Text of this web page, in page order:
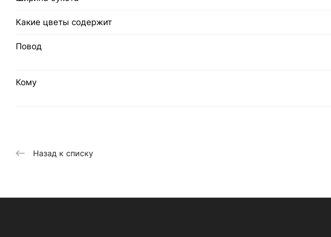
Какие цветы содержит
Повод
Кому
Назад к списку